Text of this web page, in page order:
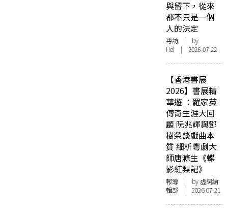
與留下，從來
都不只是一個
人的決定
專訪 | by
Hei | 2026-07-22
【香港書展
2026】書展精
華遊 ：羅家英
傳奇生涯大回
顧 阮兆輝與鄧
樹榮談戲曲本
質 細析粵劇大
師唐滌生《蝶
影紅梨記》
報導 | by 虛詞編
輯部 | 2026-07-21